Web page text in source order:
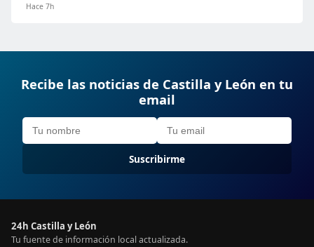
Hace 7h
Recibe las noticias de Castilla y León en tu
email
Suscribirme
24h Castilla y León
Tu fuente de información local actualizada.